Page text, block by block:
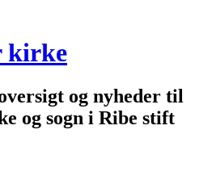
kirke
og nyheder til
og sogn i Ribe stift